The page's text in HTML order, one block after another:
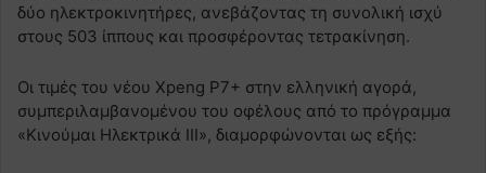
δύο ηλεκτροκινητήρες, ανεβάζοντας τη συνολική ισχύ
στους 503 ίππους και προσφέροντας τετρακίνηση.
Οι τιμές του νέου Xpeng P7+ στην ελληνική αγορά,
συμπεριλαμβανομένου του οφέλους από το πρόγραμμα
«Κινούμαι Ηλεκτρικά ΙΙΙ», διαμορφώνονται ως εξής: